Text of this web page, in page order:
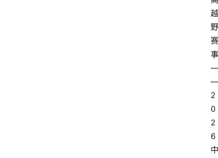
越
野
赛
事
—
—
2
0
2
6
中